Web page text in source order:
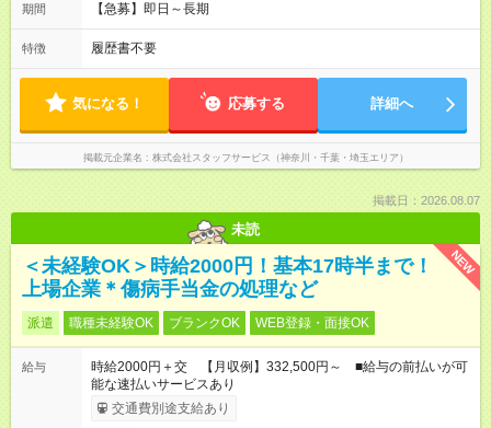
期間 【急募】即日～長期
特徴 履歴書不要
気になる！ 応募する 詳細へ
掲載元企業名 株式会社スタッフサービス（神奈川・千葉・埼玉エリア）
掲載日：2026.08.07
未読
NEW
＜未経験OK＞時給2000円！基本17時半まで！
上場企業＊傷病手当金の処理など
派遣 職種未経験OK ブランクOK WEB登録・面接OK
給与
時給2000円＋交 【月収例】332,500円～ ■給与の前払いが可
能な速払いサービスあり
交通費別途支給あり